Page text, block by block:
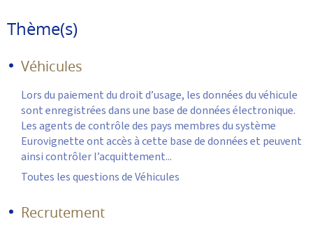
Thème(s)
Véhicules
Lors du paiement du droit d’usage, les données du véhicule
sont enregistrées dans une base de données électronique.
Les agents de contrôle des pays membres du système
Eurovignette ont accès à cette base de données et peuvent
ainsi contrôler l’acquittement...
Toutes les questions de Véhicules
Recrutement